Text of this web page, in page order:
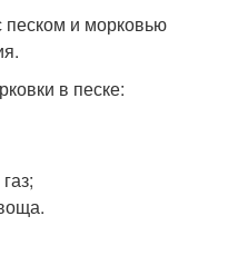
песком и морковью
в песке: